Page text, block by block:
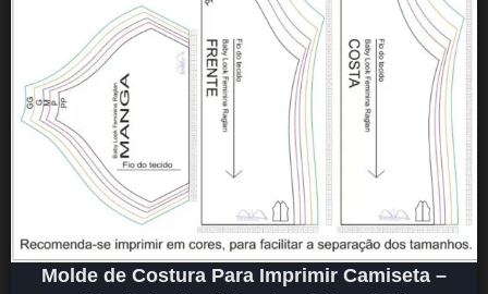
Molde de Costura Para Imprimir Camiseta –